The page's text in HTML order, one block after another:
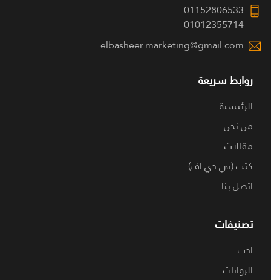
01152806533
01012355714
elbasheer.marketing@gmail.com
روابط سريعة
الرئيسية
من نحن
مقالات
كتب (بي دي اف)
اتصل بنا
تصنيفات
ادب
الروايات